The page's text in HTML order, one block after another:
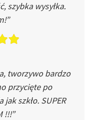
szybka wysyłka.
tworzywo bardzo
przycięte po
szkło. SUPER
!!!”